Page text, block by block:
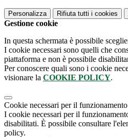
Personalizza Rifiuta tutti i cookies
Gestione cookie
In questa schermata è possibile
I cookie necessari sono quelli che
piattaforma e non è possibile
Per conoscere quali sono i cookie
visionare la COOKIE POLICY.
Cookie necessari per il funzionamento
I cookie necessari per il
disabilitati. È possibile consultare
policy.